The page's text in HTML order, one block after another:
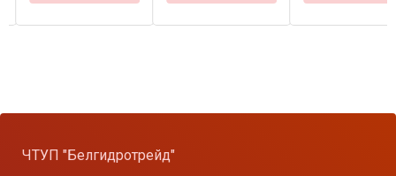
ЧТУП "Белгидротрейд"